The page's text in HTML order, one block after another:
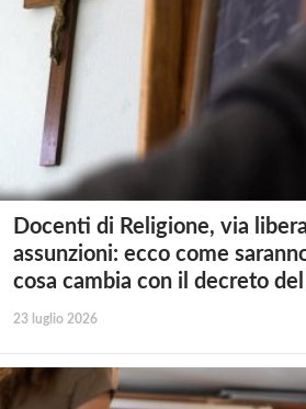
Docenti di Religione, via
assunzioni: ecco come
cosa cambia con il decreto
23 luglio 2026